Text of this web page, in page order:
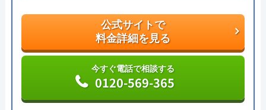
料金詳細を見る
今すぐ電話で相談する
0120-191-084
公式サイトで
料金詳細を見る
今すぐ電話で相談する
0120-569-365